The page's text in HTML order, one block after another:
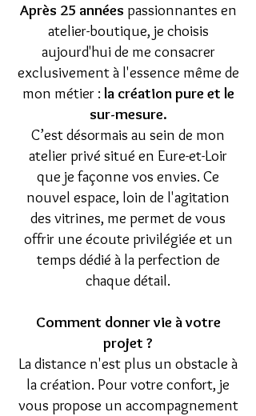
Après 25 années passionnantes en
atelier-boutique, je choisis
aujourd'hui de me consacrer
exclusivement à l'essence même de
mon métier : la création pure et le
sur-mesure.
C’est désormais au sein de mon
atelier privé situé en Eure-et-Loir
que je façonne vos envies. Ce
nouvel espace, loin de l'agitation
des vitrines, me permet de vous
offrir une écoute privilégiée et un
temps dédié à la perfection de
chaque détail.
Comment donner vie à votre
projet ?
La distance n'est plus un obstacle à
la création. Pour votre confort, je
vous propose un accompagnement